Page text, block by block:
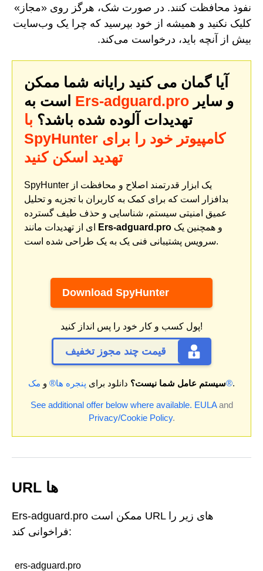
نفوذ محافظت کنند. در صورت شک، هرگز روی «مجاز»
کلیک نکنید و همیشه از خود بپرسید که چرا یک وب‌سایت
بیش از آنچه باید، درخواست می‌کند.
آیا گمان می کنید رایانه شما ممکن
Ers-adguard.pro
تهدیدات آلوده شده باشد؟ با
SpyHunter کامپیوتر خود را برای
تهدید اسکن کنید
SpyHunter یک ابزار قدرتمند اصلاح و محافظت از
بدافزار است که برای کمک به کاربران با تجزیه و تحلیل
عمیق امنیتی سیستم، شناسایی و حذف طیف گسترده
Ers-adguard.pro
سرویس پشتیبانی فنی یک به یک طراحی شده است.
Download SpyHunter
پول کسب و کار خود را پس انداز کنید!
قیمت چند مجوز تخفیف
سیستم عامل شما نیست؟ دانلود برای پنجره ها® و مک®.
See additional offer below where available. EULAand
Privacy/Cookie Policy.
URL ها
Ers-adguard.pro ممکن است URL های زیر را
فراخوانی کند:
ers-adguard.pro